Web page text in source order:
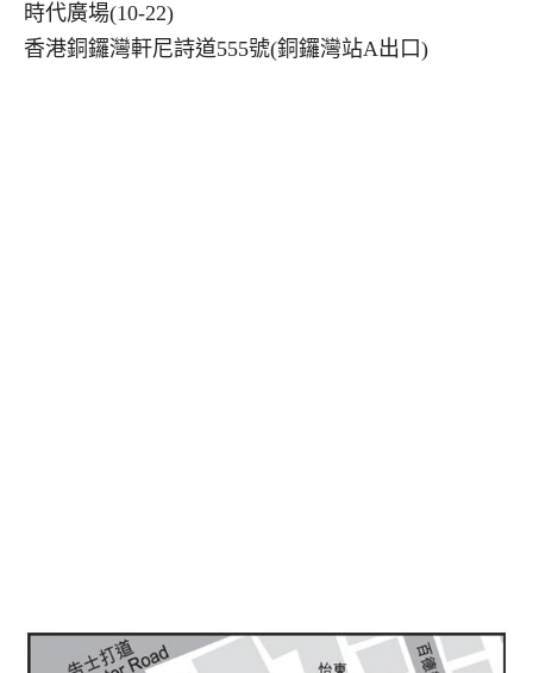
時代廣場(10-22)
香港銅鑼灣軒尼詩道555號(銅鑼灣站A出口)